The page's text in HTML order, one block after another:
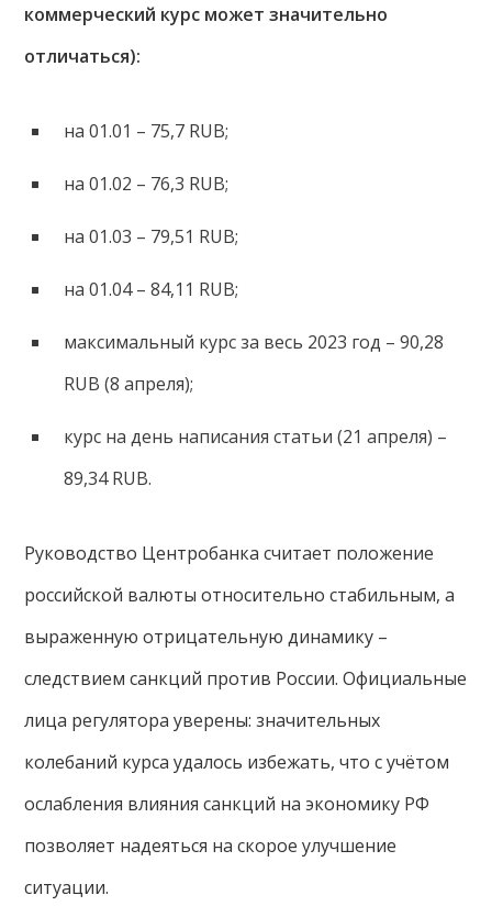
коммерческий курс может значительно
отличаться):
на 01.01 – 75,7 RUB;
на 01.02 – 76,3 RUB;
на 01.03 – 79,51 RUB;
на 01.04 – 84,11 RUB;
максимальный курс за весь 2023 год – 90,28
RUB (8 апреля);
курс на день написания статьи (21 апреля) –
89,34 RUB.
Руководство Центробанка считает положение
российской валюты относительно стабильным, а
выраженную отрицательную динамику –
следствием санкций против России. Официальные
лица регулятора уверены: значительных
колебаний курса удалось избежать, что с учётом
ослабления влияния санкций на экономику РФ
позволяет надеяться на скорое улучшение
ситуации.